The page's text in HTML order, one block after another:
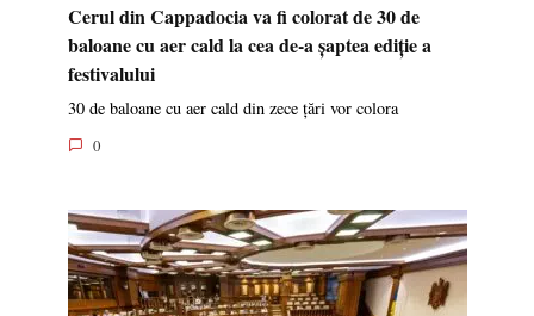
Cerul din Cappadocia va fi colorat de 30 de
baloane cu aer cald la cea de-a șaptea ediție a
festivalului
30 de baloane cu aer cald din zece țări vor colora
0